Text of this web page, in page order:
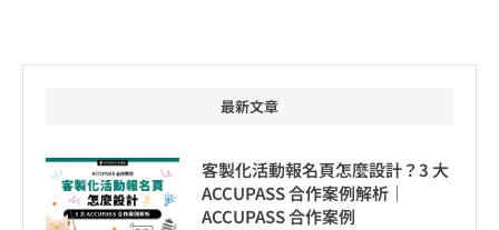
最新文章
客製化活動報名頁怎麼設計？3 大
ACCUPASS 合作案例解析｜
ACCUPASS 合作案例